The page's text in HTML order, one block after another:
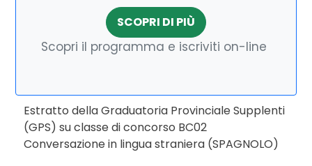
SCOPRI DI PIÙ
Scopri il programma e iscriviti on-line
Estratto della Graduatoria Provinciale Supplenti
(GPS) su classe di concorso BC02
Conversazione in lingua straniera (SPAGNOLO)